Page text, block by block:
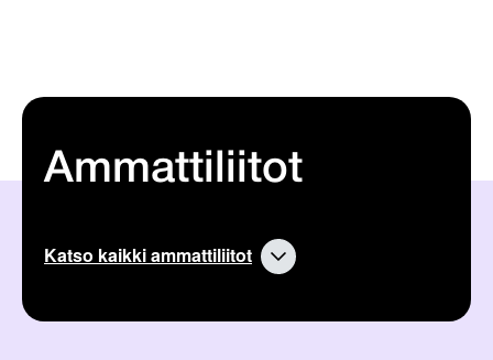
Ammattiliitot
Katso kaikki ammattiliitot